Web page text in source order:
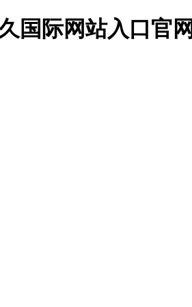
国际网站入口官网